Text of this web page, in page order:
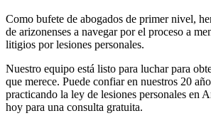
Como bufete de abogados de primer nivel,
de arizonenses a navegar por el proceso a
litigios por lesiones personales.
Nuestro equipo está listo para luchar para
que merece. Puede confiar en nuestros 20
practicando la ley de lesiones personales en
hoy para una consulta gratuita.